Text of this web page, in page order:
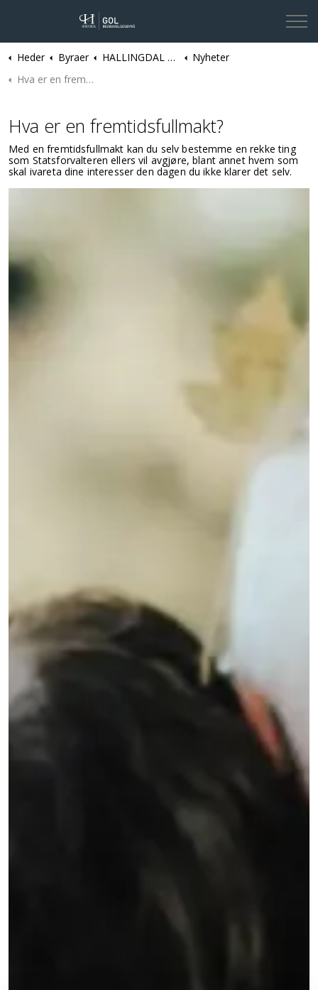
Kontakt oss
Heder Byraer HALLINGDAL | Gol Begravelsesbyrå
Nyheter
Hva er en fremtidsfullmakt?
Hva er en fremtidsfullmakt?
Med en fremtidsfullmakt kan du selv bestemme en rekke ting
som Statsforvalteren ellers vil avgjøre, blant annet hvem som
skal ivareta dine interesser den dagen du ikke klarer det selv.